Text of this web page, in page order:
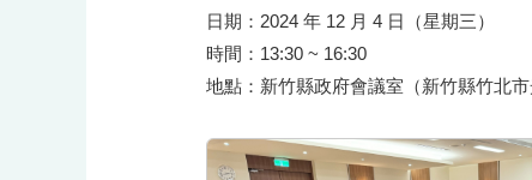
日期：2024 年 12 月 4 日（星期三）
時間：13:30 ~ 16:30
地點：新竹縣政府會議室（新竹縣竹北市